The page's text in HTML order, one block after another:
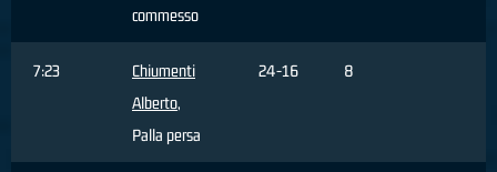
commesso
7:23
Chiumenti
Alberto,
Palla persa
24-16 8